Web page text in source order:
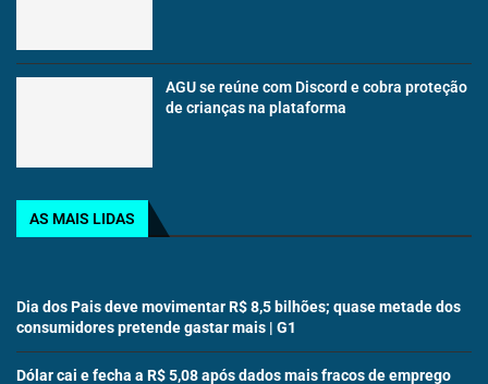
AGU se reúne com Discord e cobra proteção
de crianças na plataforma
AS MAIS LIDAS
Dia dos Pais deve movimentar R$ 8,5 bilhões; quase metade dos
consumidores pretende gastar mais | G1
Dólar cai e fecha a R$ 5,08 após dados mais fracos de emprego